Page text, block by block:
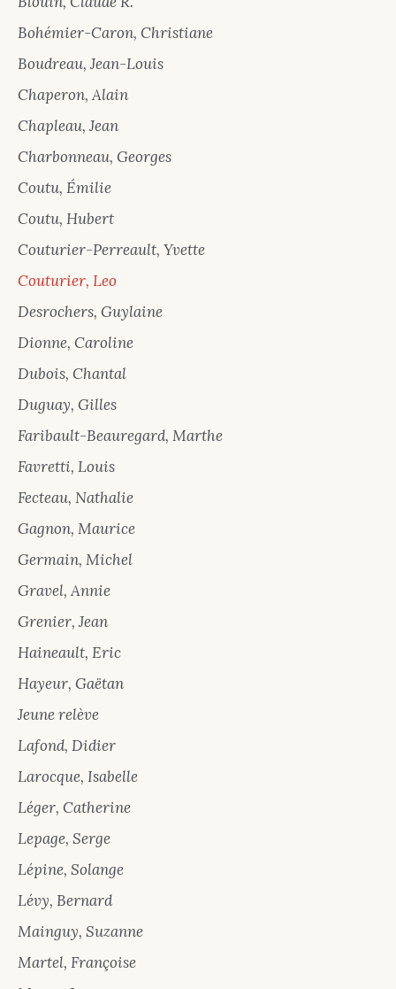
Bohémier-Caron, Christiane
Boudreau, Jean-Louis
Chaperon, Alain
Chapleau, Jean
Charbonneau, Georges
Coutu, Émilie
Coutu, Hubert
Couturier-Perreault, Yvette
Couturier, Leo
Desrochers, Guylaine
Dionne, Caroline
Dubois, Chantal
Duguay, Gilles
Faribault-Beauregard, Marthe
Favretti, Louis
Fecteau, Nathalie
Gagnon, Maurice
Germain, Michel
Gravel, Annie
Grenier, Jean
Haineault, Eric
Hayeur, Gaëtan
Jeune relève
Lafond, Didier
Larocque, Isabelle
Léger, Catherine
Lepage, Serge
Lépine, Solange
Lévy, Bernard
Mainguy, Suzanne
Martel, Françoise